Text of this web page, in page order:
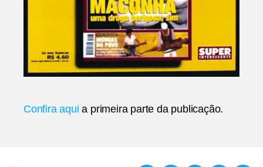
Confira aqui a primeira parte da publicação.